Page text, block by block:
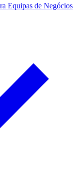
Equipas de Negócios